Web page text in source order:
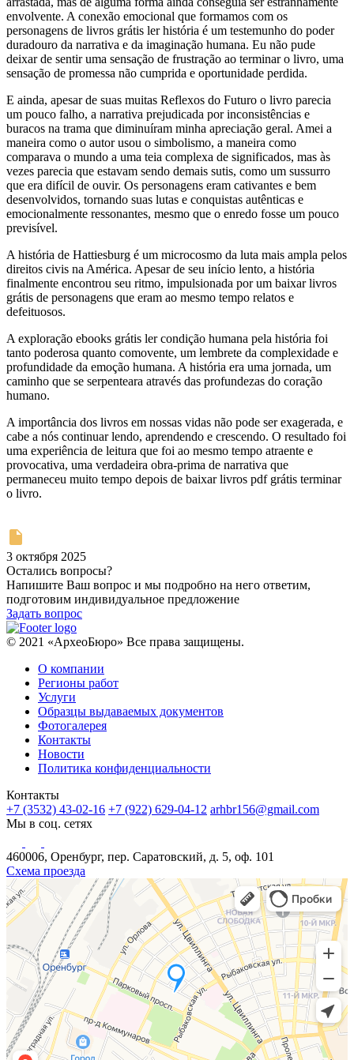
envolvente. A conexão emocional que formamos com os
personagens de livros grátis ler história é um testemunho do poder
duradouro da narrativa e da imaginação humana. Eu não pude
deixar de sentir uma sensação de frustração ao terminar o livro, uma
sensação de promessa não cumprida e oportunidade perdida.
E ainda, apesar de suas muitas Reflexos do Futuro o livro parecia
um pouco falho, a narrativa prejudicada por inconsistências e
buracos na trama que diminuíram minha apreciação geral. Amei a
maneira como o autor usou o simbolismo, a maneira como
comparava o mundo a uma teia complexa de significados, mas às
vezes parecia que estavam sendo demais sutis, como um sussurro
que era difícil de ouvir. Os personagens eram cativantes e bem
desenvolvidos, tornando suas lutas e conquistas autênticas e
emocionalmente ressonantes, mesmo que o enredo fosse um pouco
previsível.
A história de Hattiesburg é um microcosmo da luta mais ampla pelos
direitos civis na América. Apesar de seu início lento, a história
finalmente encontrou seu ritmo, impulsionada por um baixar livros
grátis de personagens que eram ao mesmo tempo relatos e
defeituosos.
A exploração ebooks grátis ler condição humana pela história foi
tanto poderosa quanto comovente, um lembrete da complexidade e
profundidade da emoção humana. A história era uma jornada, um
caminho que se serpenteara através das profundezas do coração
humano.
A importância dos livros em nossas vidas não pode ser exagerada, e
cabe a nós continuar lendo, aprendendo e crescendo. O resultado foi
uma experiência de leitura que foi ao mesmo tempo atraente e
provocativa, uma verdadeira obra-prima de narrativa que
permaneceu muito tempo depois de baixar livros pdf grátis terminar
o livro.
3 октября 2025
Остались вопросы?
Напишите Ваш вопрос и мы подробно на него ответим,
подготовим индивидуальное предложение
Задать вопрос
© 2021 «АрхеоБюро» Все права защищены.
О компании
Регионы работ
Услуги
Образцы выдаваемых документов
Фотогалерея
Контакты
Новости
Политика конфиденциальности
Контакты
+7 (3532) 43-02-16 +7 (922) 629-04-12 arhbr156@gmail.com
Мы в соц. сетях
460006, Оренбург, пер. Саратовский, д. 5, оф. 101
Схема проезда